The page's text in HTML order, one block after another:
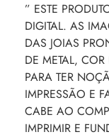
” ESTE
DIGITAL. AS
DAS JOIAS
DE METAL,
PARA TER
IMPRESSÃO E
CABE AO
IMPRIMIR E